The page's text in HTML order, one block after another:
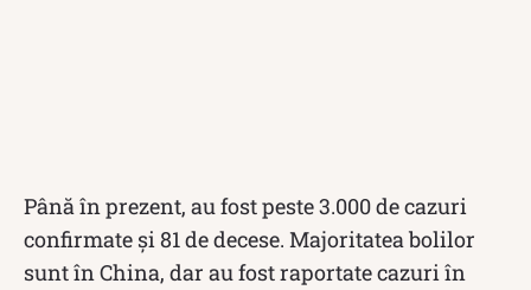
Până în prezent, au fost peste 3.000 de cazuri
confirmate și 81 de decese. Majoritatea bolilor
sunt în China, dar au fost raportate cazuri în